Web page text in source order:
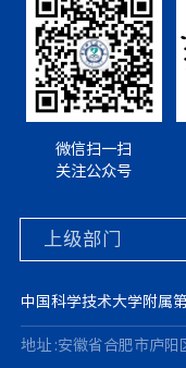
微信扫一扫
关注公众号
中国科学技术大学附属
地址 :安徽省合肥市庐阳